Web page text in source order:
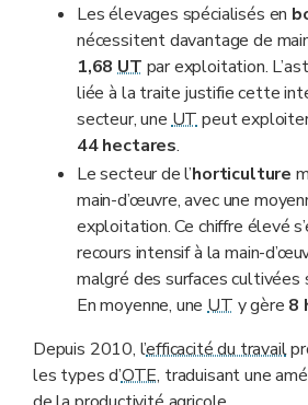
Les élevages spécialisés en
nécessitent davantage de
1,68UT par exploitation.
liée à la traite justifie cette
secteur, uneUTpeut
44 hectares.
Le secteur de l’horticulture
main-d’œuvre, avec une
exploitation. Ce chiffre élevé
recours intensif à la main-
malgré des surfaces
En moyenne, uneUT y gère 8
Depuis 2010, l’efficacité du travail
les types d’OTE, traduisant une